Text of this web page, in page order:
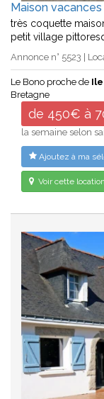
Maison
très coquette
petit village
Annonce n° 5523 |
Le Bono proche de
Bretagne
de 450€ à
la semaine selon
Ajoutez à ma
Voir cette location